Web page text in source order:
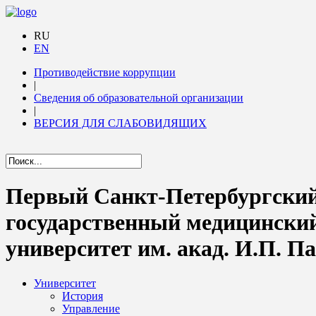
RU
EN
Противодействие коррупции
|
Сведения об образовательной организации
|
ВЕРСИЯ ДЛЯ СЛАБОВИДЯЩИХ
Первый Санкт-
государственный
университет им. акад. И.П.
Университет
История
Управление